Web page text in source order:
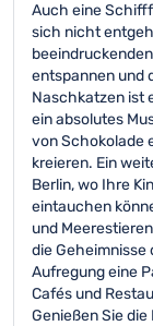
Auch eine
sich nicht
entspannen und
Naschkatzen ist
ein absolutes
von Schokolade
kreieren. Ein
Berlin, wo Ihre
eintauchen
und
die Geheimnisse
Aufregung eine
Cafés und
Genießen Sie die